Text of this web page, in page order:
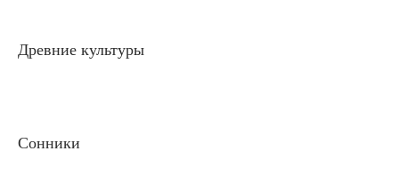
Древние культуры
Сонники